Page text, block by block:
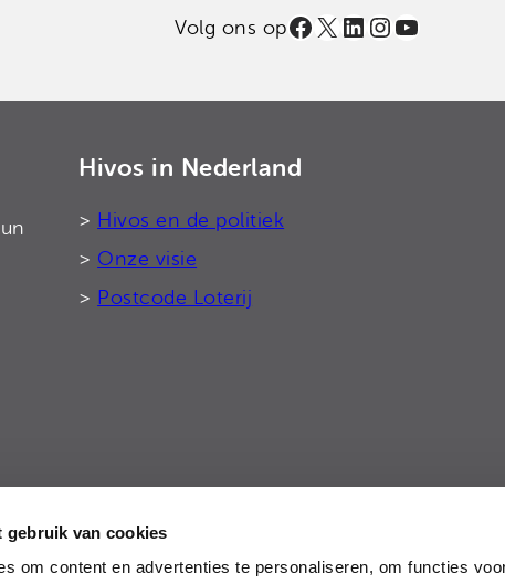
gebruik van cookies
om content en advertenties te personaliseren, om functies
Volg ons opFacebook
X LinkedIn
Instagram
YouTube
Hivos in Nederland
> Hivos en de politiek
> Onze visie
> Postcode Loterij